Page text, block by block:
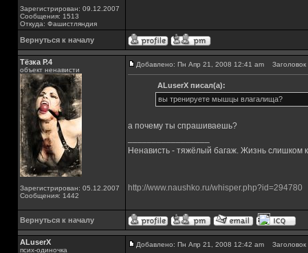
Зарегистрирован: 09.12.2007
Сообщения: 1513
Откуда: Фашистляндия
Вернуться к началу
Тёзка Р.4
объект ненависти
Зарегистрирован: 05.12.2007
Сообщения: 1442
Добавлено: Пн Апр 21, 2008 12:41 am
ALuserX писал(а):
вы тренируете мышцы влагалища?
а почему ты спрашиваешь?
Ненависть - тяжёлый багаж. Жизнь слишком
http://www.naushko.ru/whisper.php?id=294780
Вернуться к началу
ALuserX
псих-одиночка
Добавлено: Пн Апр 21, 2008 12:42 am